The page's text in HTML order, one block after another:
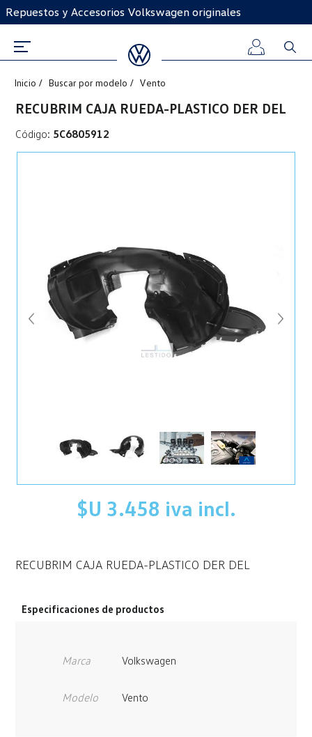
Repuestos y Accesorios Volkswagen originales
Inicio Buscar por modelo Vento
RECUBRIM CAJA RUEDA-PLASTICO DER DEL
Código: 5C6805912
$U 3.458 iva incl.
RECUBRIM CAJA RUEDA-PLASTICO DER DEL
Especificaciones de productos
Marca Volkswagen
Modelo Vento